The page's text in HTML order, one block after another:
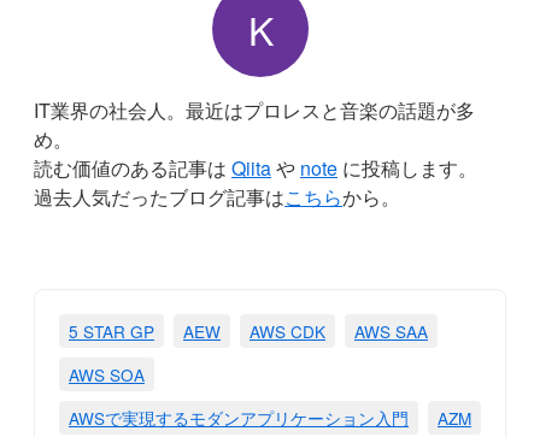
K
IT業界の社会人。最近はプロレスと音楽の話題が多
め。
読む価値のある記事は Qiitaや note に投稿します。
過去人気だったブログ記事はこちらから。
5 STAR GP AEW AWS CDK
AWS SAA
AWS SOA
AWSで実現するモダンアプリケーション入門
AZM